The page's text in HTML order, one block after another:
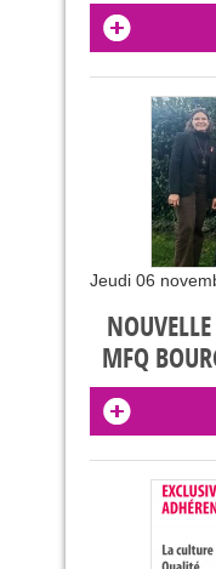
Jeudi 06
MFQ